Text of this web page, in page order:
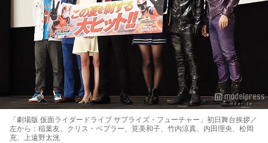
「劇場版 仮面ライダードライブ サプライズ・フューチャー」初日舞台挨拶／
左から：稲葉友、クリス・ペプラー、筧美和子、竹内涼真、内田理央、松岡
充、上遠野太洸